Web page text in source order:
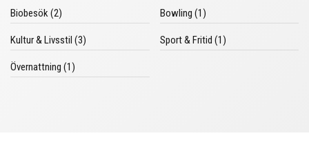
Biobesök (2) Bowling (1)
Kultur & Livsstil (3) Sport & Fritid (1)
Övernattning (1)